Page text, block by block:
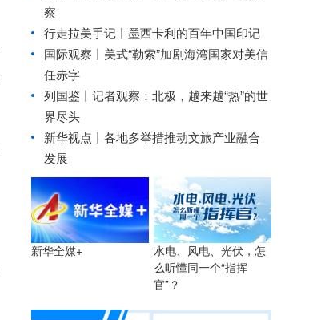
察
行走拉美手记丨墨西卡利的百年中国印记
国际观察丨 美式“勒索”加剧海湾国家对美信
任赤字
列国鉴丨记者观察：北极，越来越“热”的世
界尽头
新华视点丨 各地多举措推动文旅产业融合
发展
新华全媒+
水电、风电、光伏，怎
么听懂同一个“指挥
官”？